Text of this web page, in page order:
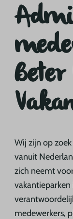
Wij zijn op
vanuit
zich neemt
vakantieparken
medewerkers,